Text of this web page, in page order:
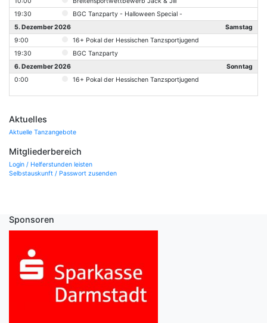
19:30
BGC Tanzparty - Halloween Special -
5. Dezember 2026
Samstag
9:00
16+ Pokal der Hessischen Tanzsportjugend
19:30
BGC Tanzparty
6. Dezember 2026
Sonntag
0:00
16+ Pokal der Hessischen Tanzsportjugend
Aktuelles
Aktuelle Tanzangebote
Mitgliederbereich
Login / Helferstunden leisten
Selbstauskunft / Passwort zusenden
Sponsoren